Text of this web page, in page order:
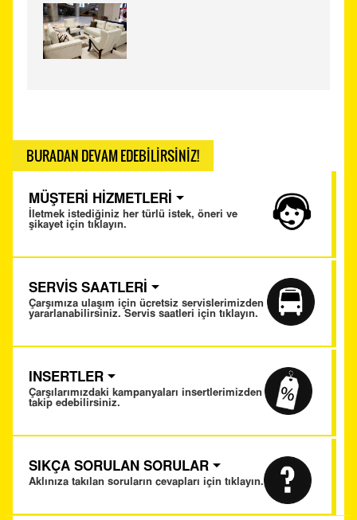
BURADAN DEVAM EDEBİLİRSİNİZ!
MÜŞTERİ HİZMETLERİ
İletmek istediğiniz her türlü istek, öneri ve
şikayet için tıklayın.
SERVİS SAATLERİ
Çarşımıza ulaşım için ücretsiz servislerimizden
yararlanabilirsiniz. Servis saatleri için tıklayın.
INSERTLER
Çarşılarımızdaki kampanyaları insertlerimizden
takip edebilirsiniz.
SIKÇA SORULAN SORULAR
Aklınıza takılan soruların cevapları için tıklayın.